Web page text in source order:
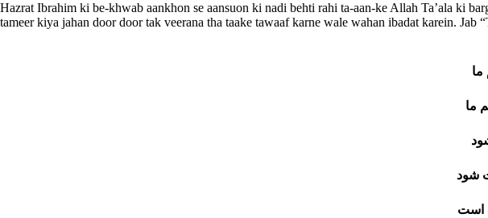
Hazrat Ibrahim ki be-khwab aankhon se aansuon ki nadi behti rahi ta-aan-ke Allah Ta’ala ki
tameer kiya jahan door door tak veerana tha taake tawaaf karne wale wahan ibadat karein.
ما
ما
شود
است